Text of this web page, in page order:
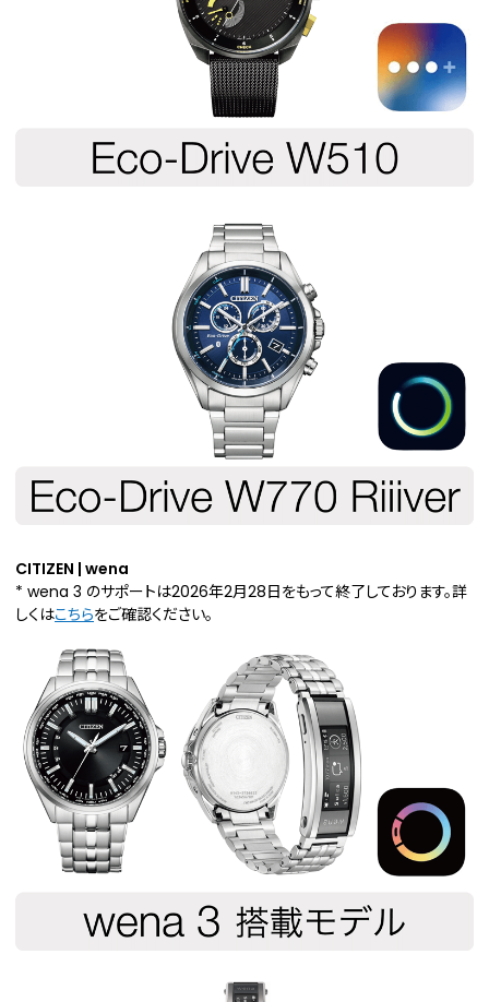
CITIZEN | wena
* wena 3 のサポートは2026年2月28日をもって終了しております。詳
しくはこちらをご確認ください。